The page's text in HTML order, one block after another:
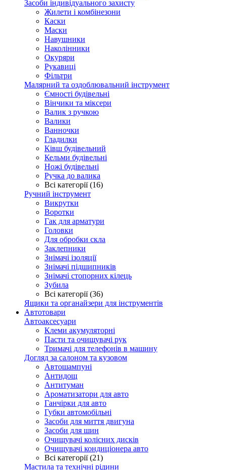
Засоби індивідуального захисту
Жилети і комбінезони
Каски
Маски
Навушники
Наколінники
Окуряри
Рукавиці
Фільтри
Малярний та оздоблювальний інструмент
Ємності будівельні
Вінчики та міксери
Валик з ручкою
Валики
Ванночки
Гладилки
Ківш будівельний
Кельми будівельні
Ножі будівельні
Ручка до валика
Всі категорії (16)
Ручний інструмент
Викрутки
Воротки
Гак для арматури
Головки
Для обробки скла
Заклепники
Знімачі ізоляції
Знімачі підшипників
Знімачі стопорних кілець
Зубила
Всі категорії (36)
Ящики та органайзери для інструментів
Автотовари
Автоаксесуари
Клеми акумуляторні
Пасти та очищувачі рук
Тримачі для телефонів в машину
Догляд за салоном та кузовом
Автошампуні
Антидощ
Антитуман
Ароматизатори для авто
Ганчірки для авто
Губки автомобільні
Засоби для миття двигуна
Засоби для шин
Очищувачі колісних дисків
Очищувачі кондиціонера авто
Всі категорії (21)
Мастила та технічні рідини